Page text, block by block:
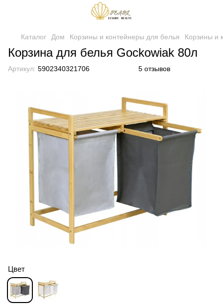
Каталог Дом Корзины и контейнеры для белья Корзины и
Корзина для белья Gockowiak 80л
Артикул: 5902340321706 5 отзывов
Цвет